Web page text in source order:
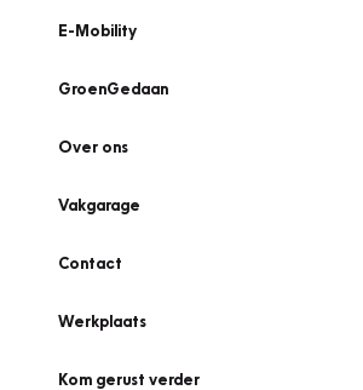
E-Mobility
GroenGedaan
Over ons
Vakgarage
Contact
Werkplaats
Kom gerust verder